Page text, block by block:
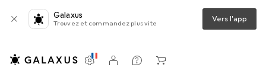
Galaxus
Trouvez et commandez plus vite Vers l'app
Paramètres
Compte client
Listes de comparaison
Listes d'envies
Panier